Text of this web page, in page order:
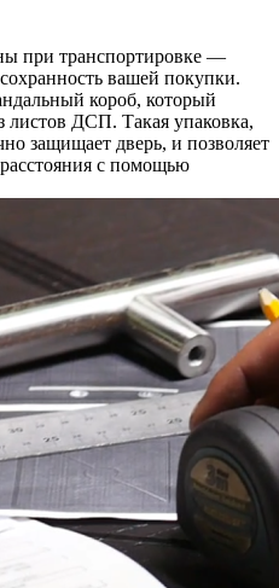
при транспортировке —
вашей покупки.
короб, который
листов ДСП. Такая упаковка,
защищает дверь, и позволяет
с помощью